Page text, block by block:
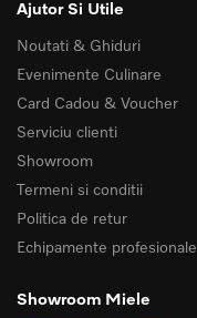
Ajutor Si Utile
Noutati & Ghiduri
Evenimente Culinare
Card Cadou & Voucher
Serviciu clienti
Showroom
Termeni si conditii
Politica de retur
Echipamente profesionale
Showroom Miele